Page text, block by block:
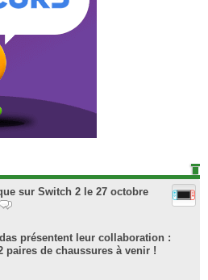
sur Switch 2 le 27 octobre
présentent leur collaboration :
paires de chaussures à venir !